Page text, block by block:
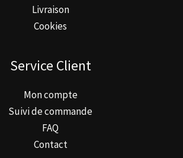
Livraison
Cookies
Service Client
Mon compte
Suivi de commande
FAQ
Contact